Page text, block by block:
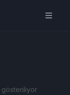
gösteriliyor